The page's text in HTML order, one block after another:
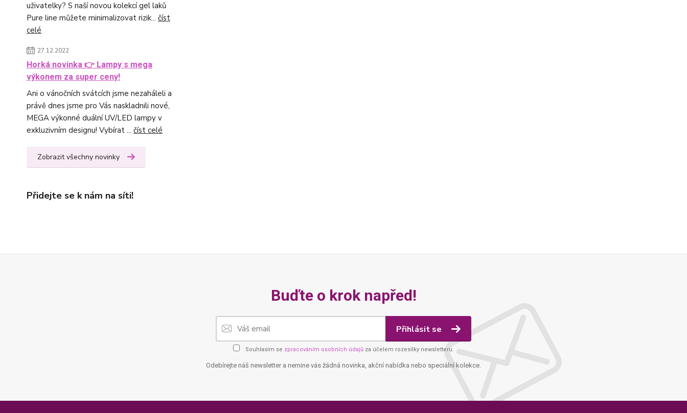
uživatelky? S naší novou kolekcí gel laků
Pure line můžete minimalizovat rizik... číst
celé
27.12.2022
Horká novinka 👉 Lampy s mega
výkonem za super ceny!
Ani o vánočních svátcích jsme nezaháleli a
právě dnes jsme pro Vás naskladnili nové,
MEGA výkonné duální UV/LED lampy v
exkluzivním designu! Vybírat ... číst celé
Zobrazit všechny novinky
Přidejte se k nám na síti!
Buďte o krok napřed!
Přihlásit se
Souhlasím se zpracováním osobních údajů za účelem rozesílky newsletteru.
Odebírejte náš newsletter a nemine vás žádná novinka, akční nabídka nebo speciální kolekce.